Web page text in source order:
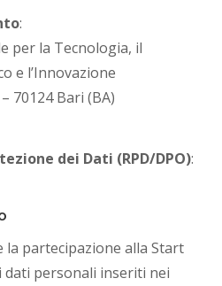
:
per la Tecnologia, il
e l’Innovazione
70124 Bari (BA)
dei Dati (RPD/DPO):
la partecipazione alla Start
dati personali inseriti nei